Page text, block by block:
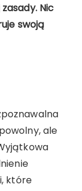
Nic
swoją
ale
które